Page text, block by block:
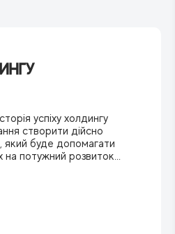
успіху холдингу
створити дійсно
який буде допомагати
потужний розвиток...